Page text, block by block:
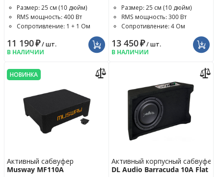
Размер: 25 см (10 дюйм)
RMS мощность: 400 Вт
Сопротивление: 1 + 1 Ом
11 190₽/ шт.
В НАЛИЧИИ
Размер: 25 см (10 дюйм)
RMS мощность: 300 Вт
Сопротивление: 4 Ом
13 450₽/ шт.
В НАЛИЧИИ
НОВИНКА
Активный сабвуфер
Musway MF110A
Активный корпусный сабвуфер
DL Audio Barracuda 10A Flat